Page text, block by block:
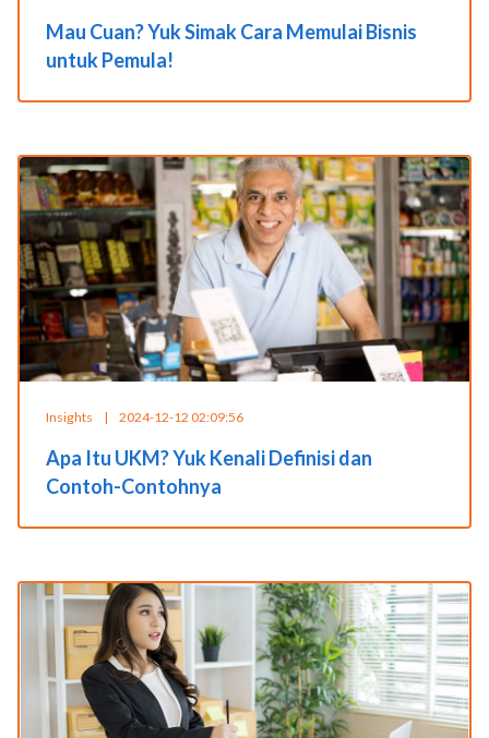
Mau Cuan? Yuk Simak Cara Memulai Bisnis
untuk Pemula!
Insights | 2024-12-12 02:09:56
Apa Itu UKM? Yuk Kenali Definisi dan
Contoh-Contohnya